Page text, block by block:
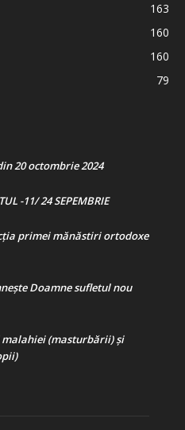
163
160
160
79
20 octombrie 2024
-11/ 24 SEPEMBRIE
primei mănăstiri ortodoxe
Doamne sufletul nou
malahiei (masturbării) şi